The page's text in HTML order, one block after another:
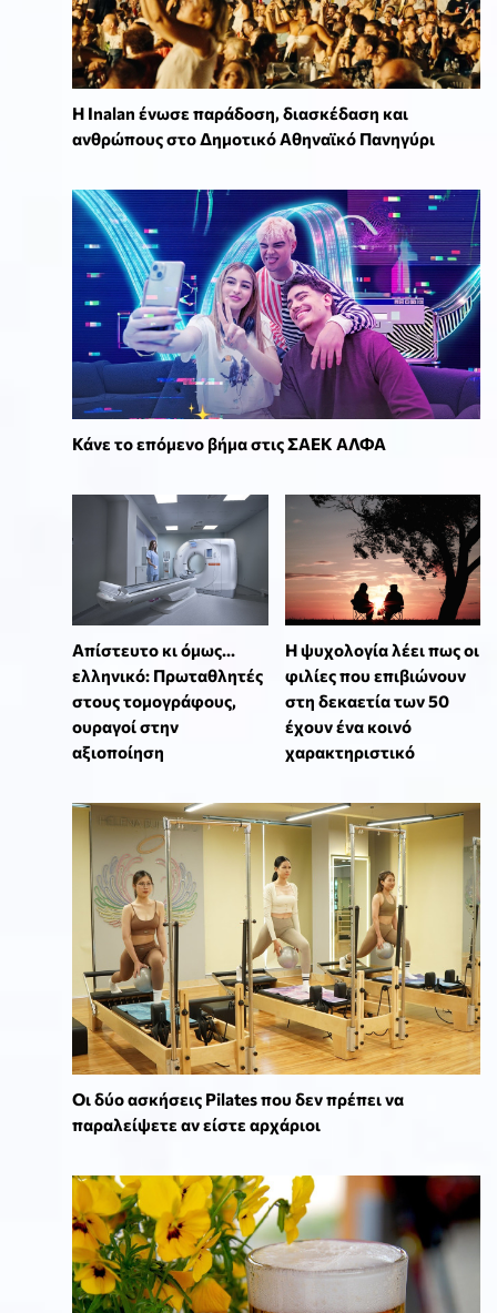
Η Inalan ένωσε παράδοση, διασκέδαση και
ανθρώπους στο Δημοτικό Αθηναϊκό Πανηγύρι
Κάνε το επόμενο βήμα στις ΣΑΕΚ ΑΛΦΑ
Απίστευτο κι όμως...
ελληνικό: Πρωταθλητές
στους τομογράφους,
ουραγοί στην
αξιοποίηση
⁠Η ψυχολογία λέει πως οι
φιλίες που επιβιώνουν
στη δεκαετία των 50
έχουν ένα κοινό
χαρακτηριστικό
Οι δύο ασκήσεις Pilates που δεν πρέπει να
παραλείψετε αν είστε αρχάριοι